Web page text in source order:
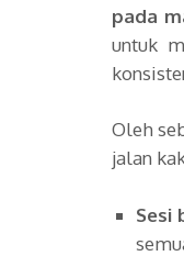
pada
untuk
Oleh
jalan
Sesi